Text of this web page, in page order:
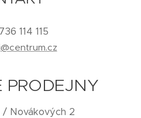
114 115
PRODEJNY
/ Novákových 2